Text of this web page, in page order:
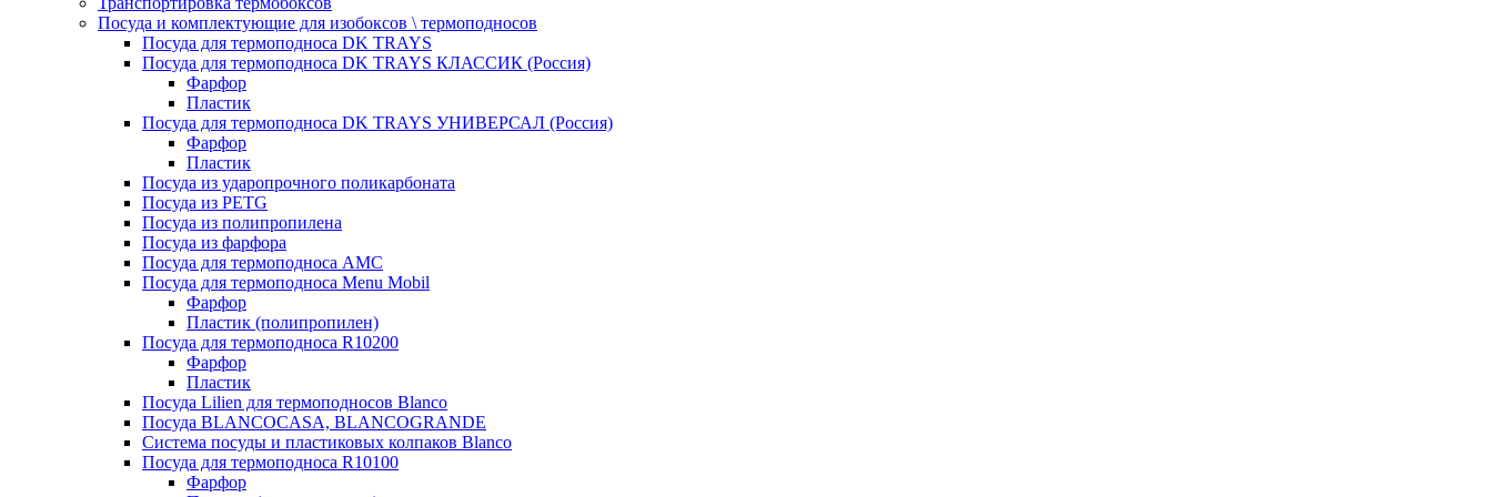
Посуда и комплектующие для изобоксов \ термоподносов
Посуда для термоподноса DK TRAYS
Посуда для термоподноса DK TRAYS КЛАССИК (Россия)
Фарфор
Пластик
Посуда для термоподноса DK TRAYS УНИВЕРСАЛ (Россия)
Фарфор
Пластик
Посуда из ударопрочного поликарбоната
Посуда из PETG
Посуда из полипропилена
Посуда из фарфора
Посуда для термоподноса AMC
Посуда для термоподноса Menu Mobil
Фарфор
Пластик (полипропилен)
Посуда для термоподноса R10200
Фарфор
Пластик
Посуда Lilien для термоподносов Blanco
Посуда BLANCOCASA, BLANCOGRANDE
Система посуды и пластиковых колпаков Blanco
Посуда для термоподноса R10100
Фарфор